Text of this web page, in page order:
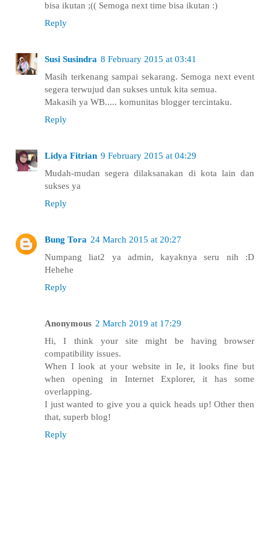
bisa ikutan ;(( Semoga next time bisa ikutan :)
Reply
Susi Susindra 8 February 2015 at 03:41
Masih terkenang sampai sekarang. Semoga next event
segera terwujud dan sukses untuk kita semua.
Makasih ya WB..... komunitas blogger tercintaku.
Reply
Lidya Fitrian 9 February 2015 at 04:29
Mudah-mudan segera dilaksanakan di kota lain dan
sukses ya
Reply
Bung Tora 24 March 2015 at 20:27
Numpang liat2 ya admin, kayaknya seru nih :D
Hehehe
Reply
Anonymous 2 March 2019 at 17:29
Hi, I think your site might be having browser
compatibility issues.
When I look at your website in Ie, it looks fine but
when opening in Internet Explorer, it has some
overlapping.
I just wanted to give you a quick heads up! Other then
that, superb blog!
Reply